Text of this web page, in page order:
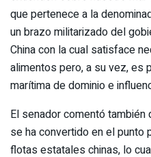
que pertenece a la
un brazo militarizado del
China con la cual satisface
alimentos pero, a su vez, es
marítima de dominio e
El senador comentó también
se ha convertido en el
flotas estatales chinas, lo